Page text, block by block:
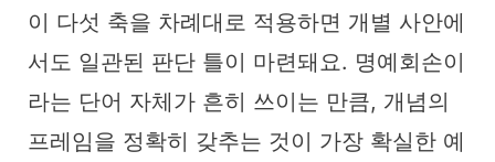
이 다섯 축을 차례대로 적용하면 개별 사안에
서도 일관된 판단 틀이 마련돼요. 명예회손이
라는 단어 자체가 흔히 쓰이는 만큼, 개념의
프레임을 정확히 갖추는 것이 가장 확실한 예